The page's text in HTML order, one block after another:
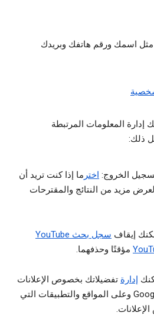
مثل اسمك ورقم هاتفك وبريدك
المعلومات المرتبطة
ذلك:
الخروج: اختر ما إذا كنت تريد أن
مزيد من النتائج والمقترحات
سجل بحث YouTube
مؤقتًا وحذفهما.
إدارة تفضيلاتك بخصوص الإعلانات
التي تظهر لك على Google وعلى المواقع والتطبيقات التي